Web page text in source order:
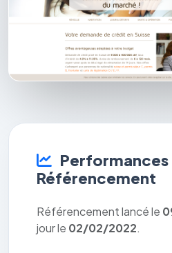
Performances
Référencement
Référencement lancé le
jour le 02/02/2022.